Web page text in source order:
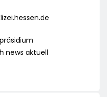
news aktuell